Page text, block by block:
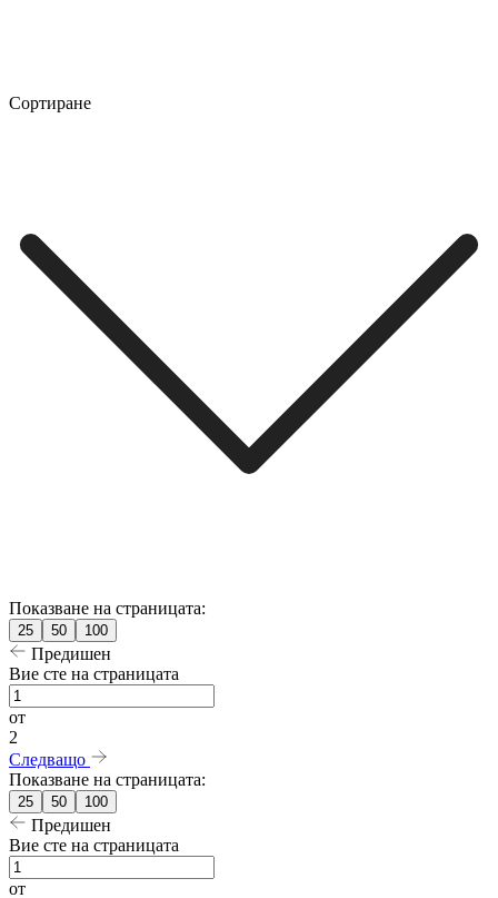
Сортиране
Показване на страницата:
25 50 100
Предишен
Вие сте на страницата
от
2
Следващо
Показване на страницата:
25 50 100
Предишен
Вие сте на страницата
от